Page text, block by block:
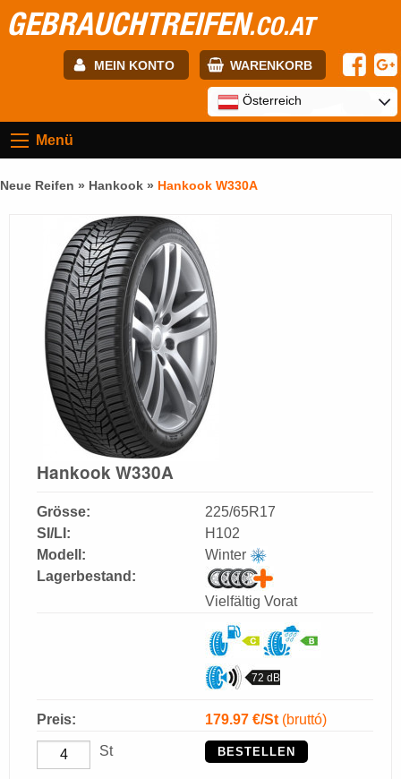
GEBRAUCHTREIFEN.CO.AT
MEIN KONTO WARENKORB
Passwort:
Registrierung
Österreich
Menü
Neue Reifen » Hankook » Hankook W330A
Hankook W330A
Grösse:
SI/LI:
Modell:
Lagerbestand:
225/65R17
H102
Winter
Vielfältig Vorat
72 dB
Preis: 179.97 €/St (bruttó)
St BESTELLEN